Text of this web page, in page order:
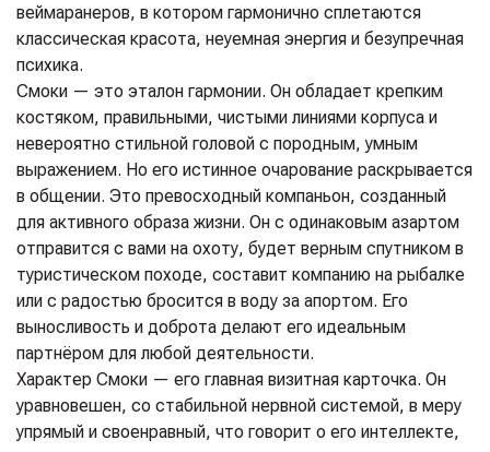
веймаранеров, в котором гармонично сплетаются
классическая красота, неуемная энергия и безупречная
психика.
Смоки — это эталон гармонии. Он обладает крепким
костяком, правильными, чистыми линиями корпуса и
невероятно стильной головой с породным, умным
выражением. Но его истинное очарование раскрывается
в общении. Это превосходный компаньон, созданный
для активного образа жизни. Он с одинаковым азартом
отправится с вами на охоту, будет верным спутником в
туристическом походе, составит компанию на рыбалке
или с радостью бросится в воду за апортом. Его
выносливость и доброта делают его идеальным
партнёром для любой деятельности.
Характер Смоки — его главная визитная карточка. Он
уравновешен, со стабильной нервной системой, в меру
упрямый и своенравный, что говорит о его интеллекте,